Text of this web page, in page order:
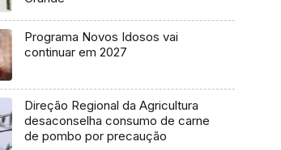
Programa Novos Idosos vai
continuar em 2027
Direção Regional da Agricultura
desaconselha consumo de carne
de pombo por precaução